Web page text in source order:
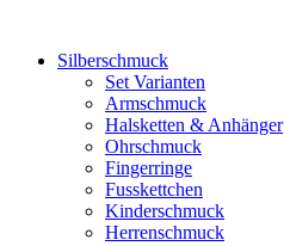
Silberschmuck
Set Varianten
Armschmuck
Halsketten & Anhänger
Ohrschmuck
Fingerringe
Fusskettchen
Kinderschmuck
Herrenschmuck